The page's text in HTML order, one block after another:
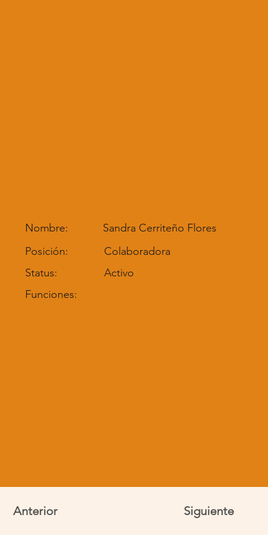
Anterior Siguiente
Sandra Cerriteño Flores
Nombre:
Colaboradora
Posición:
Activo
Status:
Funciones: